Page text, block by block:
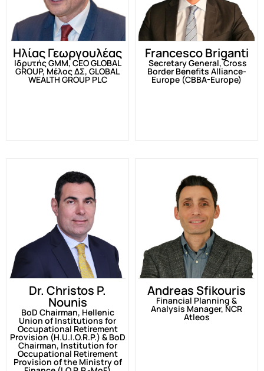
Ηλίας Γεωργουλέας
Ιδρυτής GMM, CEO GLOBAL
GROUP, Mέλος ΔΣ, GLOBAL
WEALTH GROUP PLC
Francesco Briganti
Secretary General, Cross
Border Benefits Alliance-
Europe (CBBA-Europe)
Dr. Christos P.
Nounis
ΒοD Chairman, Hellenic
Union of Institutions for
Occupational Retirement
Provision (H.U.I.O.R.P.) & ΒοD
Chairman, Institution for
Occupational Retirement
Provision of the Ministry of
Andreas Sfikouris
Financial Planning &
Analysis Manager, NCR
Atleos